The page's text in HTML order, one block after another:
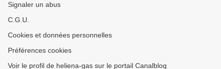
Signaler un abus
C.G.U.
Cookies et données personnelles
Préférences cookies
Voir le profil de heliena-gas sur le portail Canalblog